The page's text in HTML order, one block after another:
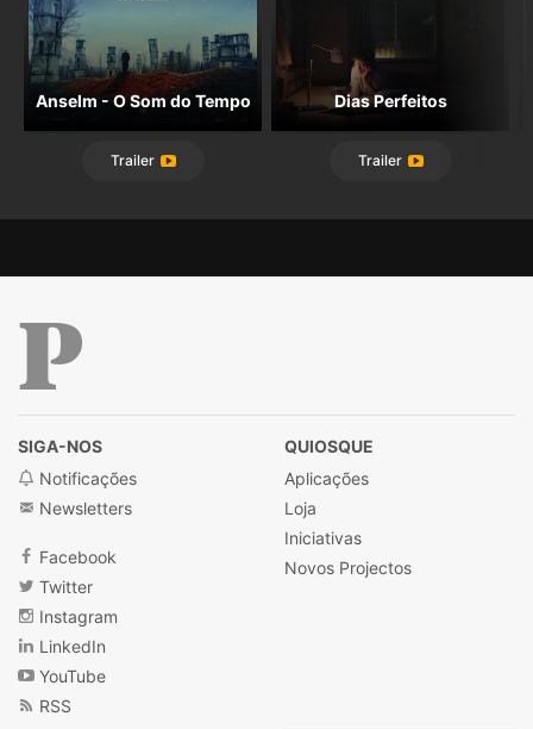
Anselm - O Som do Tempo
Trailer
Dias Perfeitos
Trailer
SIGA-NOS
Notificações
Newsletters
Facebook
Twitter
Instagram
LinkedIn
YouTube
RSS
QUIOSQUE
Aplicações
Loja
Iniciativas
Novos Projectos